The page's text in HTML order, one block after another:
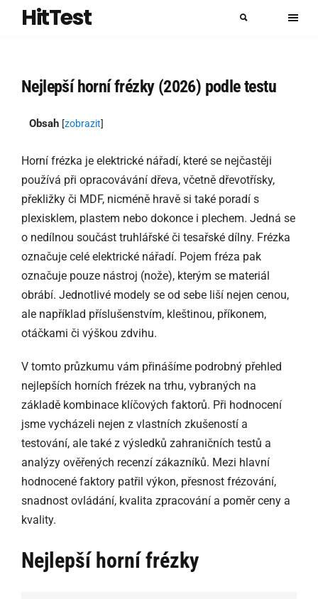
HitTest
Nejlepší horní frézky (2026) podle testu
Obsah [zobrazit]
Horní frézka je elektrické nářadí, které se nejčastěji
používá při opracovávání dřeva, včetně dřevotřísky,
překližky či MDF, nicméně hravě si také poradí s
plexisklem, plastem nebo dokonce i plechem. Jedná se
o nedílnou součást truhlářské či tesařské dílny. Frézka
označuje celé elektrické nářadí. Pojem fréza pak
označuje pouze nástroj (nože), kterým se materiál
obrábí. Jednotlivé modely se od sebe liší nejen cenou,
ale například příslušenstvím, kleštinou, příkonem,
otáčkami či výškou zdvihu.
V tomto průzkumu vám přinášíme podrobný přehled
nejlepších horních frézek na trhu, vybraných na
základě kombinace klíčových faktorů. Při hodnocení
jsme vycházeli nejen z vlastních zkušeností a
testování, ale také z výsledků zahraničních testů a
analýzy ověřených recenzí zákazníků. Mezi hlavní
hodnocené faktory patřil výkon, přesnost frézování,
snadnost ovládání, kvalita zpracování a poměr ceny a
kvality.
Nejlepší horní frézky